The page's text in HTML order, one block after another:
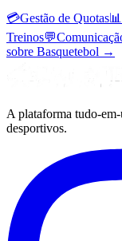
💳Gestão de Quotas📊
Treinos💬
sobre Basquetebol →
A plataforma tudo-
desportivos.